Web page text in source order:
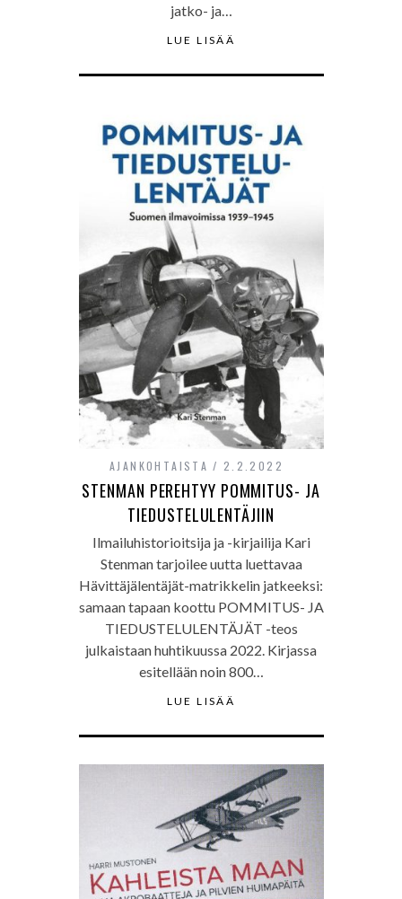
jatko- ja…
LUE LISÄÄ
AJANKOHTAISTA 2.2.2022
STENMAN PEREHTYY POMMITUS- JA
TIEDUSTELULENTÄJIIN
Ilmailuhistorioitsija ja -kirjailija Kari
Stenman tarjoilee uutta luettavaa
Hävittäjälentäjät-matrikkelin jatkeeksi:
samaan tapaan koottu POMMITUS- JA
TIEDUSTELULENTÄJÄT -teos
julkaistaan huhtikuussa 2022. Kirjassa
esitellään noin 800…
LUE LISÄÄ